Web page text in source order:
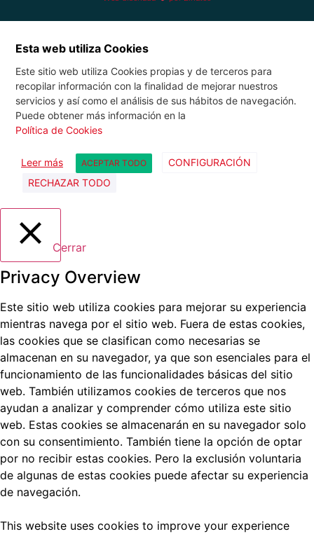
Esta web utiliza Cookies
Este sitio web utiliza Cookies propias y de terceros para
recopilar información con la finalidad de mejorar nuestros
servicios y así como el análisis de sus hábitos de navegación.
Puede obtener más información en la
Política de Cookies
Leer más ACEPTAR TODO
CONFIGURACIÓN
RECHAZAR TODO
Cerrar
Privacy Overview
Este sitio web utiliza cookies para mejorar su experiencia
mientras navega por el sitio web. Fuera de estas cookies,
las cookies que se clasifican como necesarias se
almacenan en su navegador, ya que son esenciales para el
funcionamiento de las funcionalidades básicas del sitio
web. También utilizamos cookies de terceros que nos
ayudan a analizar y comprender cómo utiliza este sitio
web. Estas cookies se almacenarán en su navegador solo
con su consentimiento. También tiene la opción de optar
por no recibir estas cookies. Pero la exclusión voluntaria
de algunas de estas cookies puede afectar su experiencia
de navegación.
This website uses cookies to improve your experience